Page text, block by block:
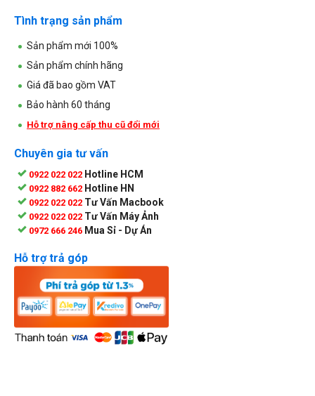
Tình trạng sản phẩm
Sản phẩm mới 100%
Sản phẩm chính hãng
Giá đã bao gồm VAT
Bảo hành 60 tháng
Hỗ trợ nâng cấp thu cũ đổi mới
Chuyên gia tư vấn
0922 022 022 Hotline HCM
0922 882 662 Hotline HN
0922 022 022 Tư Vấn Macbook
0922 022 022 Tư Vấn Máy Ảnh
0972 666 246 Mua Sỉ - Dự Án
Hỗ trợ trả góp